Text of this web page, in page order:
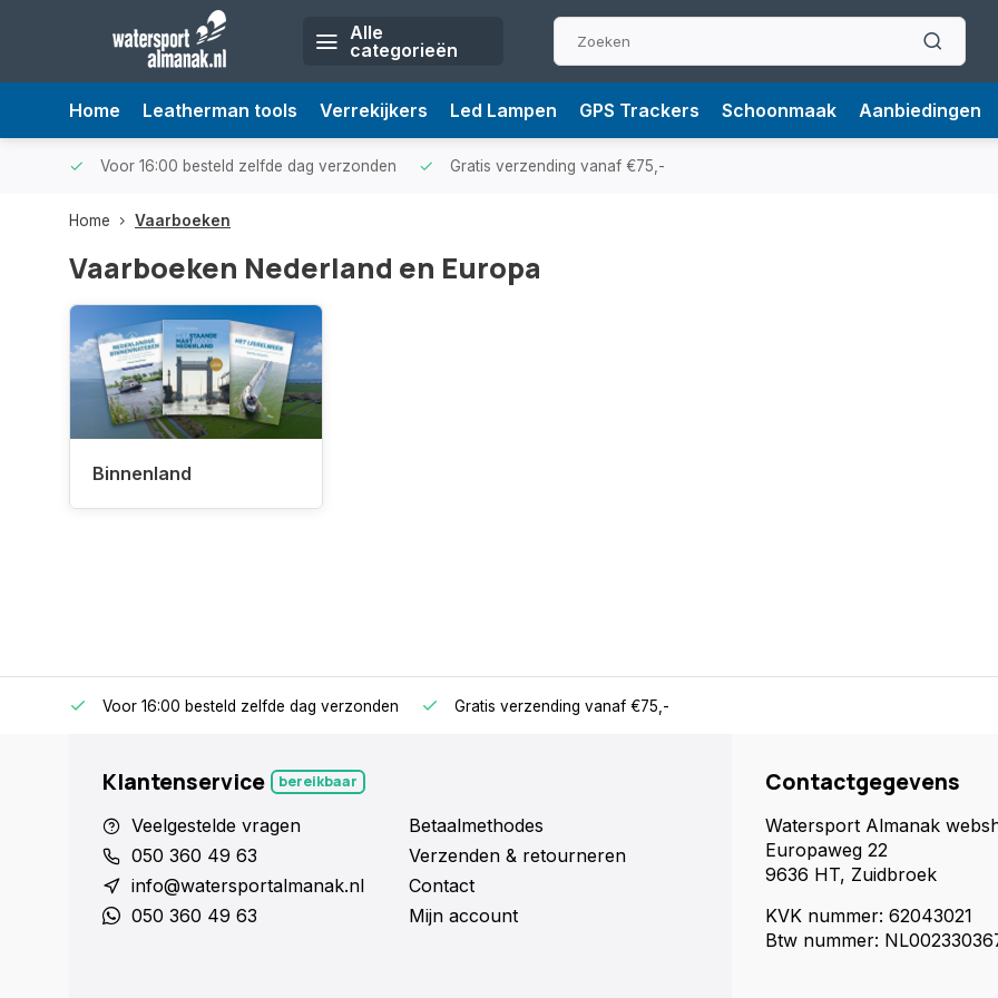
Alle
categorieën
Home Leatherman tools Verrekijkers Led Lampen GPS Trackers Schoonmaak Aanbiedingen
Voor 16:00 besteld zelfde dag verzonden Gratis verzending vanaf €75,-
Home Vaarboeken
Vaarboeken Nederland en Europa
Binnenland
Voor 16:00 besteld zelfde dag verzonden Gratis verzending vanaf €75,-
Klantenservice bereikbaar
Veelgestelde vragen
050 360 49 63
info@watersportalmanak.nl
050 360 49 63
Betaalmethodes
Verzenden & retourneren
Contact
Mijn account
Contactgegevens
Watersport Almanak
Europaweg 22
9636 HT, Zuidbroek
KVK nummer: 62043021
Btw nummer: